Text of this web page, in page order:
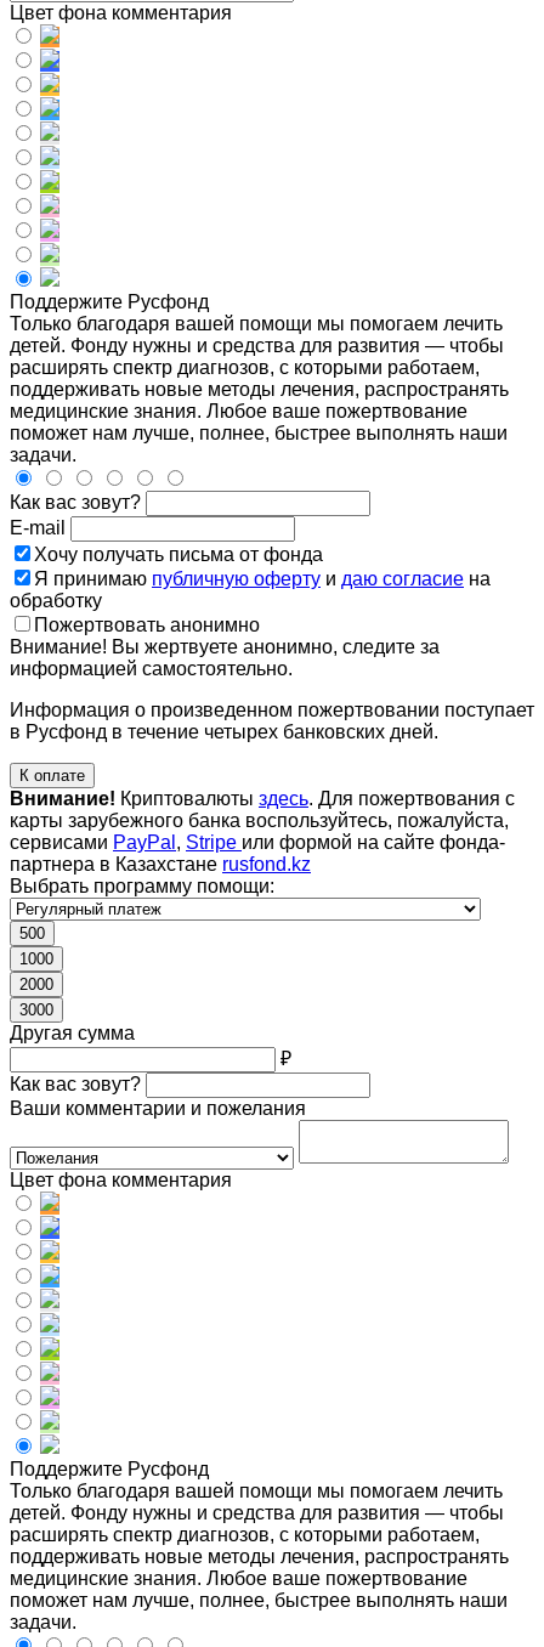
Цвет фона комментария
Поддержите Русфонд
Только благодаря вашей помощи мы помогаем лечить
детей. Фонду нужны и средства для развития — чтобы
расширять спектр диагнозов, с которыми работаем,
поддерживать новые методы лечения, распространять
медицинские знания. Любое ваше пожертвование
поможет нам лучше, полнее, быстрее выполнять наши
задачи.
Как вас зовут?
E-mail
Хочу получать письма от фонда
Я принимаю публичную оферту и даю согласие на
обработку
Пожертвовать анонимно
Внимание! Вы жертвуете анонимно, следите за
информацией самостоятельно.
Информация о произведенном пожертвовании поступает
в Русфонд в течение четырех банковских дней.
К оплате
Внимание! Криптовалюты здесь. Для пожертвования с
карты зарубежного банка воспользуйтесь, пожалуйста,
сервисами PayPal , Stripe или формой на сайте фонда-
партнера в Казахстане rusfond.kz
Выбрать программу помощи:
500
1000
2000
3000
Другая сумма
₽
Как вас зовут?
Ваши комментарии и пожелания
Цвет фона комментария
Поддержите Русфонд
Только благодаря вашей помощи мы помогаем лечить
детей. Фонду нужны и средства для развития — чтобы
расширять спектр диагнозов, с которыми работаем,
поддерживать новые методы лечения, распространять
медицинские знания. Любое ваше пожертвование
поможет нам лучше, полнее, быстрее выполнять наши
задачи.